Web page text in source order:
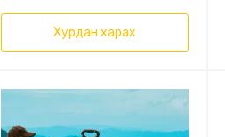
Хурдан харах